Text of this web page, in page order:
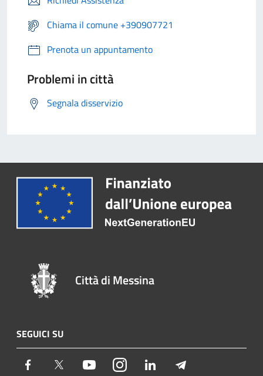
Chiama il comune +390907721
Prenota un appuntamento
Problemi in città
Segnala disservizio
Città di Messina
SEGUICI SU
Facebook Twitter YoutubeInstagram LinkedIn